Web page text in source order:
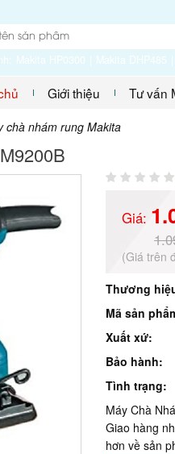
Makita HP0300 Makita DHP485
Giới thiệu Tư vấn
chà nhám rung Makita
Giá:
(Giá trên
Thương
Mã sản
Xuất xứ:
Bảo hành:
Tình trạng:
Máy Chà
Giao hàng
hơn về sản